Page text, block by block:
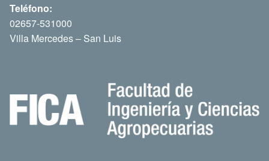
Teléfono:
02657-531000
Villa Mercedes – San Luis